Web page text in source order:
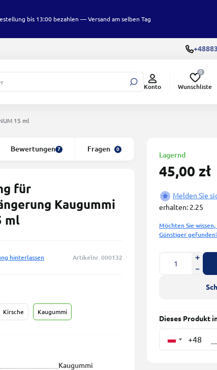
bis 13:00 bezahlen — Versand am selben Tag
Konto
0
Wunschliste
15 ml
Bewertungen 7 Fragen 0
für
Kaugummi
ml
hinterlassen Artikelnr. 000132
Lagernd
45,00 zł
Melden Sie
erhalten: 2.25
Möchten Sie
Günstiger
Dieses Produkt
+48
Kirsche Kaugummi
Kaugummi